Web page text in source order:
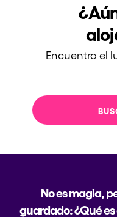
Quienes somos
¿Quieres
elrow News
Síguenos en tiktok
Síguenos en facebook
Síguenos en
Política de Sostenibilidad
Encuentra el
No es magia,
guardado: ¿Qué